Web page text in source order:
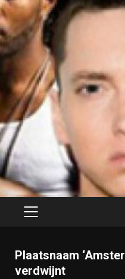
PRIMARY
Plaatsnaam
verdwijnt